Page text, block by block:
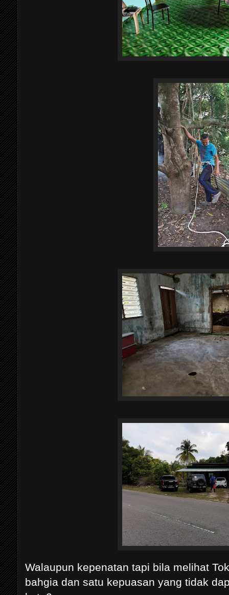
Walaupun kepenatan tapi bila melihat
bahgia dan satu kepuasan yang tidak